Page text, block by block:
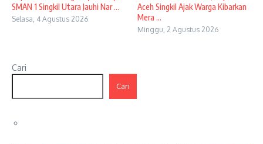
SMAN 1 Singkil Utara Jauhi Nar ...
Selasa, 4 Agustus 2026
Aceh Singkil Ajak Warga Kibarkan
Mera ...
Minggu, 2 Agustus 2026
Cari
Cari